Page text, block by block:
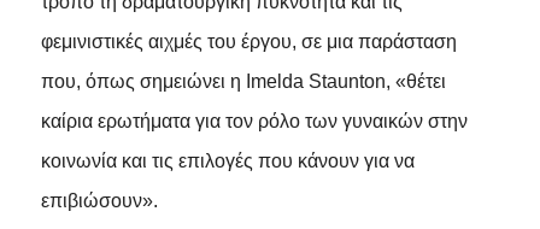
φεμινιστικές αιχμές του έργου, σε μια παράσταση
που, όπως σημειώνει η Imelda Staunton, «θέτει
καίρια ερωτήματα για τον ρόλο των γυναικών στην
κοινωνία και τις επιλογές που κάνουν για να
επιβιώσουν».